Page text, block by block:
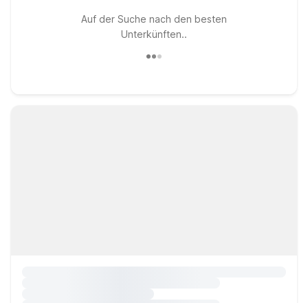
Auf der Suche nach den besten
Unterkünften..